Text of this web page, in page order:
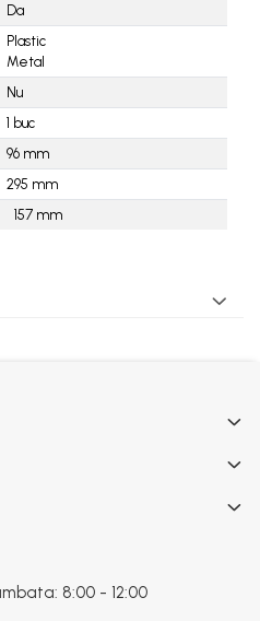
Da
Plastic
Metal
Nu
1 buc
96 mm
295 mm
157 mm
8:00 - 12:00